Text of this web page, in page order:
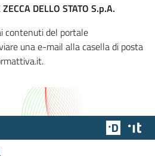
DELLO STATO S.p.A.
contenuti del portale
una e-mail alla casella di posta
Team